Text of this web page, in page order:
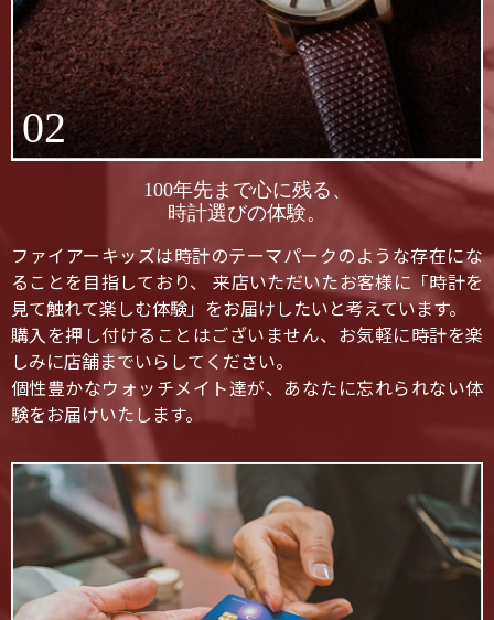
02
100年先まで心に残る、
時計選びの体験。
ファイアーキッズは時計のテーマパークのような存在にな
ることを目指しており、 来店いただいたお客様に「時計を
見て触れて楽しむ体験」をお届けしたいと考えています。
購入を押し付けることはございません、お気軽に時計を楽
しみに店舗までいらしてください。
個性豊かなウォッチメイト達が、あなたに忘れられない体
験をお届けいたします。